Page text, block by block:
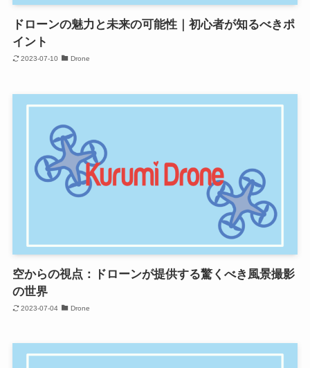
ドローンの魅力と未来の可能性｜初心者が知るべきポ
イント
2023-07-10 Drone
空からの視点：ドローンが提供する驚くべき風景撮影
の世界
2023-07-04 Drone